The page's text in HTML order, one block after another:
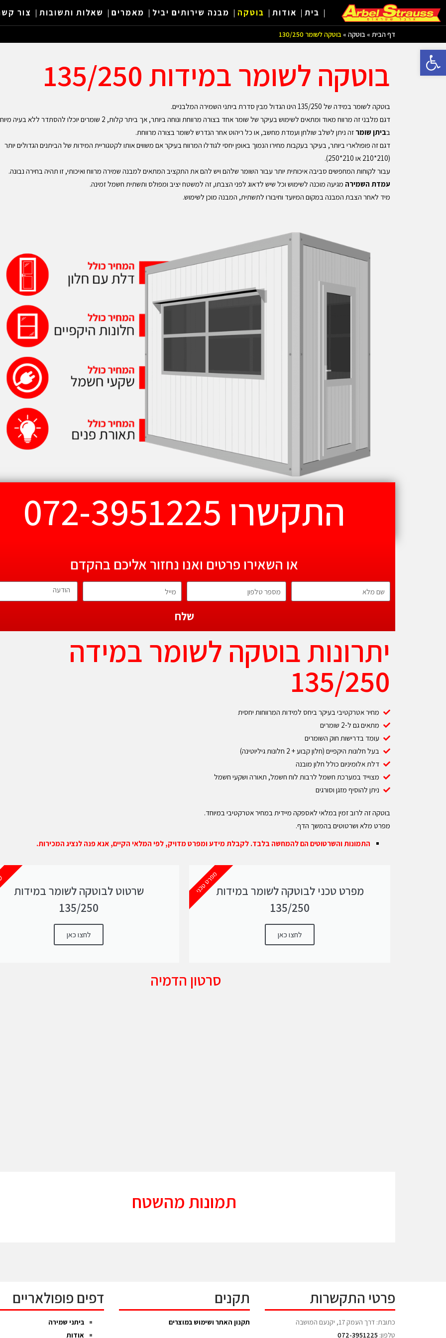
בית אודות בוטקה מבנה שירותים יביל מאמרים שאלות ותשובות צור
דף הבית » בוטקה » בוטקה לשומר 130/250
בוטקה לשומר במידות 135/250
בוטקה לשומר במידה של 135/250 הינו הגדול מבין סדרת ביתני השמירה המלבניים.
דגם מלבני זה מרווח מאוד ומתאים לשימוש בעיקר של שומר אחד בצורה מרווחת ונוחה ביותר, אך ביתר קלות, 2 שומרים יוכלו להסתדר ללא בעיה מיוחדת.
בביתן שומר זה ניתן לשלב שולחן ועמדת מחשב, או כל ריהוט אחר הנדרש לשומר בצורה מרווחת.
דגם זה פופולארי ביותר, בעיקר בעקבות מחירו הנמוך באופן יחסי לגודלו המרווח בעיקר אם משווים אותו לקטגוריית המידות של הביתנים הגדולים יותר
(210*210 או 210*250).
עבור לקוחות המחפשים סביבה איכותית יותר עבור השומר שלהם ויש להם את התקציב המתאים למבנה שמירה מרווח ואיכותי, זו תהיה בחירה נבונה.
עמדת השמירה מגיעה מוכנה לשימוש וכל שיש לדאוג לפני הצבתו, זה למשטח יציב ומפולס ותשתית חשמל זמינה.
מיד לאחר הצבת המבנה במקום המיועד וחיבורו לתשתית, המבנה מוכן לשימוש.
התקשרו 072-3951225
או השאירו פרטים ואנו נחזור אליכם בהקדם
שלח
יתרונות בוטקה לשומר במידה
135/250
מחיר אטרקטיבי בעיקר ביחס למידות המרווחות יחסית
מתאים גם ל-2 שומרים
עומד בדרישות חוק השומרים
בעל חלונות היקפיים (חלון קבוע + 2 חלונות גיליוטינה)
דלת אלומיניום כולל חלון מובנה
מצוייד במערכת חשמל לרבות לוח חשמל, תאורה ושקעי חשמל
ניתן להוסיף מזגן וסורגים
בוטקה זה לרוב זמין במלאי לאספקה מיידית במחיר אטרקטיבי במיוחד.
מפרט מלא ושרטוטים בהמשך הדף.
התמונות והשרטוטים הם להמחשה בלבד. לקבלת מידע ומפרט מדויק, לפי המלאי הקיים, אנא פנה לנציג המכירות.
מפרט טכני לבוטקה לשומר במידות
135/250
לחצו כאן
מפרט טכני
שרטוט לבוטקה לשומר במידות
135/250
לחצו כאן
סרטון הדמיה
תמונות מהשטח
פרטי התקשרות
כתובת: דרך העמק 17, יקנעם המושבה
טלפון: 072-3951225
תקנים
תקנון האתר ושימוש במוצרים
דפים פופולאריים
ביתני שמירה
אודות
פתח סרגל נגישות